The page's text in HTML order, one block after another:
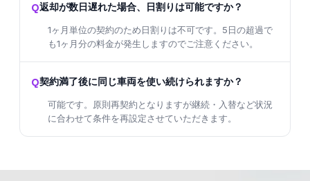
Q返却が数日遅れた場合、日割りは可能ですか？
1ヶ月単位の契約のため日割りは不可です。5日の超過で
も1ヶ月分の料金が発生しますのでご注意ください。
Q契約満了後に同じ車両を使い続けられますか？
可能です。原則再契約となりますが継続・入替など状況
に合わせて条件を再設定させていただきます。